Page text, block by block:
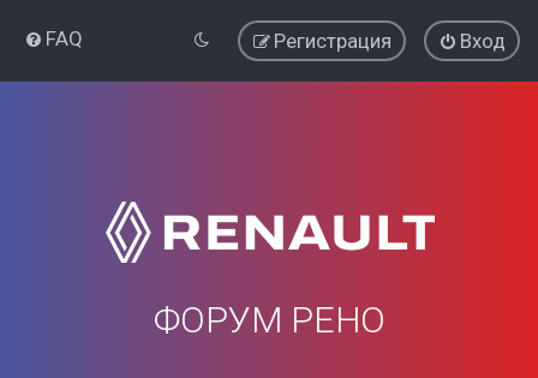
FAQ Вход
Регистрация
ФОРУМ РЕНО